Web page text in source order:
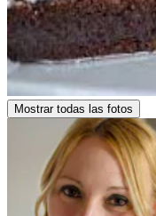
Mostrar todas las fotos